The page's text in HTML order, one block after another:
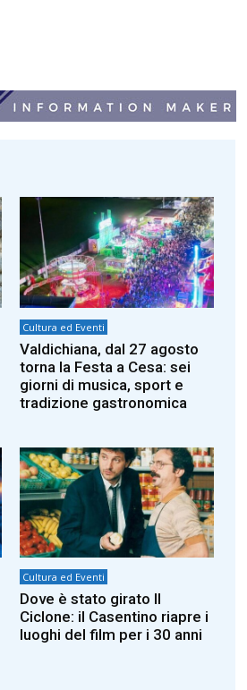
Cultura ed Eventi
Valdichiana, dal 27 agosto
torna la Festa a Cesa: sei
giorni di musica, sport e
tradizione gastronomica
Cultura ed Eventi
Dove è stato girato Il
Ciclone: il Casentino riapre i
luoghi del film per i 30 anni